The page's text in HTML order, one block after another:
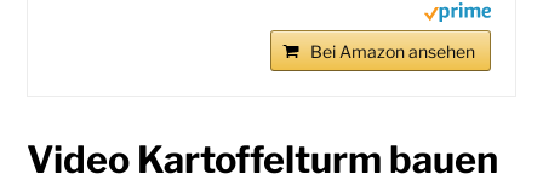
Bei Amazon ansehen
Video Kartoffelturm bauen